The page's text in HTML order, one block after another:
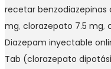
recetar benzodiazepinas
mg, clorazepato 7.5 mg,
Diazepam inyectable
Tab (clorazepato